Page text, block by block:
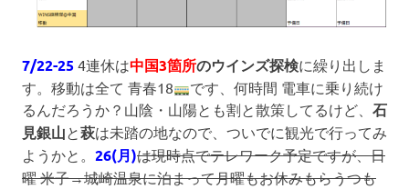
7/22-25 4連休は中国3箇所のウインズ探検に繰り出しま
す。移動は全て 青春18
です、何時間 電車に乗り続け
るんだろうか？山陰・山陽とも割と散策してるけど、 石
見銀山と萩は未踏の地なので、ついでに観光で行ってみ
ようかと。 26(月)は現時点でテレワーク予定ですが、日
曜 米子→城崎温泉に泊まって月曜もお休みもらうつも